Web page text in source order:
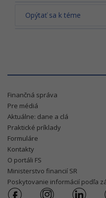
Opýtať sa k téme
Finančná správa
Pre médiá
Aktuálne: dane a clá
Praktické príklady
Formuláre
Kontakty
O portáli FS
Ministerstvo financií SR
Poskytovanie informácií podľa